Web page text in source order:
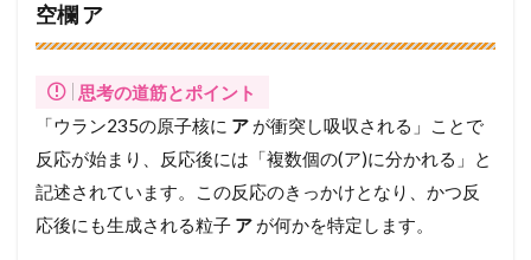
空欄 ア
思考の道筋とポイント
「ウラン235の原子核に ア が衝突し吸収される」ことで
反応が始まり、反応後には「複数個の(ア)に分かれる」と
記述されています。この反応のきっかけとなり、かつ反
応後にも生成される粒子 ア が何かを特定します。